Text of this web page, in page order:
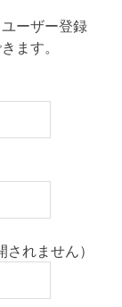
ーザー登録
ます。
れません）